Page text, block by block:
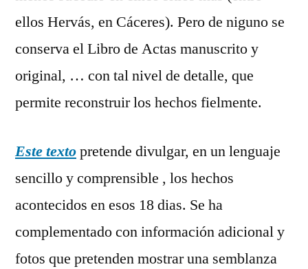
ellos Hervás, en Cáceres). Pero de niguno se
conserva el Libro de Actas manuscrito y
original, … con tal nivel de detalle, que
permite reconstruir los hechos fielmente.
Este textopretende divulgar, en un lenguaje
sencillo y comprensible , los hechos
acontecidos en esos 18 dias. Se ha
complementado con información adicional y
fotos que pretenden mostrar una semblanza